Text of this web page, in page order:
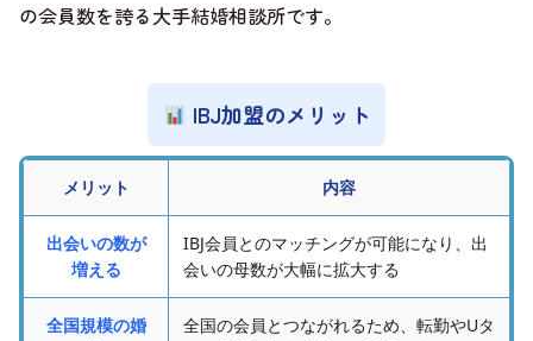
の会員数を誇る大手結婚相談所です。
IBJ加盟のメリット
メリット 内容
出会いの数が
増える
IBJ会員とのマッチングが可能になり、出
会いの母数が大幅に拡大する
全国規模の婚
全国の会員とつながれるため、転勤やUタ